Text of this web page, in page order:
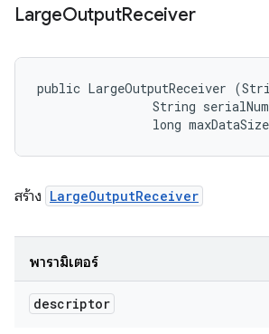
LargeOutputReceiver
public LargeOutputReceiver
String
long
สร้าง LargeOutputReceiver
พารามิเตอร์
descriptor